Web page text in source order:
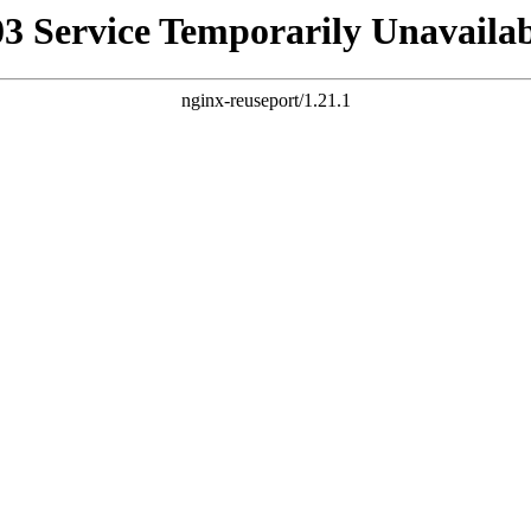
Service Temporarily
nginx-reuseport/1.21.1